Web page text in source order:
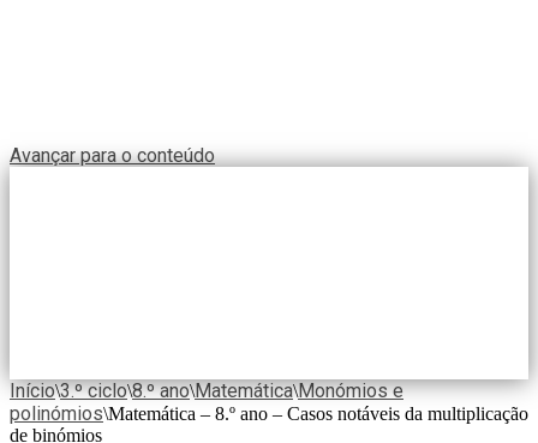
Avançar para o conteúdo
Início\3.º ciclo\8.º ano\Matemática\Monómios e
polinómios\Matemática – 8.º ano – Casos notáveis da multiplicação
de binómios